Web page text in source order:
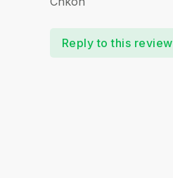
Reply to this review